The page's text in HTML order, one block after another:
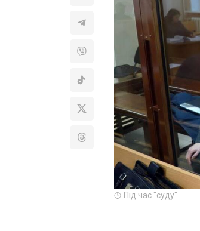
Під час "суду"